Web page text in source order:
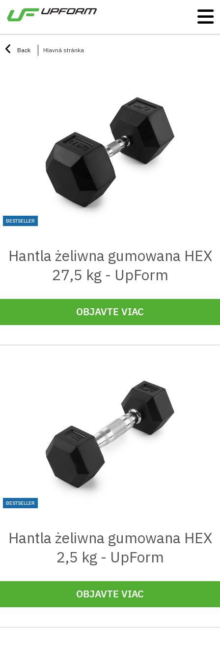
Back Hlavná stránka
BESTSELLER
Hantla żeliwna gumowana HEX
27,5 kg - UpForm
OBJAVTE VIAC
BESTSELLER
Hantla żeliwna gumowana HEX
2,5 kg - UpForm
OBJAVTE VIAC